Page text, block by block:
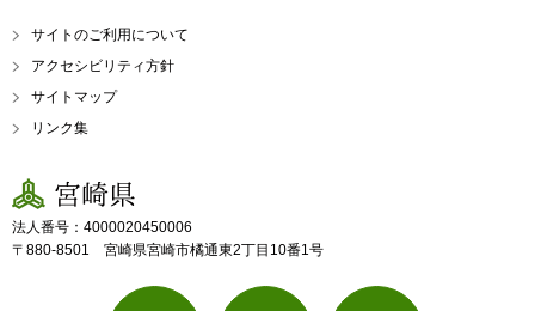
サイトのご利用について
アクセシビリティ方針
サイトマップ
リンク集
宮崎県
法人番号：4000020450006
〒880-8501 宮崎県宮崎市橘通東2丁目10番1号